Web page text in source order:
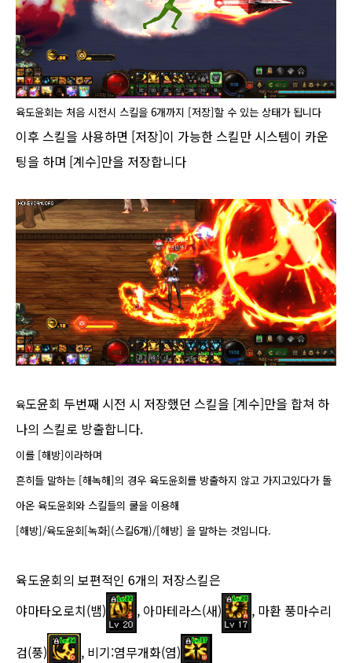
육도윤회는 처음 시전시 스킬을 6개까지 [저장]할 수 있는 상태가 됩니다
이후 스킬을 사용하면 [저장]이 가능한 스킬만 시스템이 카운
팅을 하며 [계수]만을 저장합니다
육​도윤회 두번째 시전 시 저장했던 스킬을 [계수]만을 합쳐 하
나의 스킬로 방출합니다.
이를 [해방]이라하며
흔히들 말하는 [해녹해]의 경우 육도윤회를 방출하지 않고 가지고있다가 돌
아온 육도윤회와 스킬들의 쿨을 이용해
[해방]/육도윤회[녹화](스킬6개)/[해방] 을 말하는 것입니다.
육도윤회의 보편적인 6개의 저장스킬은
야마타오로치(뱀)
, 아마테라스(새) , 마환 풍마수리
검(풍) , 비기:염무개화(염)